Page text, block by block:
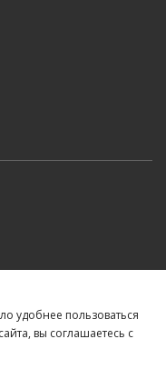
удобнее пользоваться
вы соглашаетесь c